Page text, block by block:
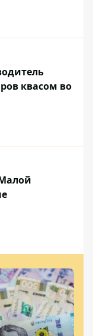
квасом во